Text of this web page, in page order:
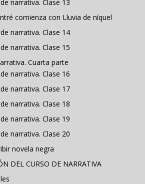
narrativa. Clase 13
comienza con Lluvia de níquel
narrativa. Clase 14
narrativa. Clase 15
Cuarta parte
narrativa. Clase 16
narrativa. Clase 17
narrativa. Clase 18
narrativa. Clase 19
narrativa. Clase 20
novela negra
DEL CURSO DE NARRATIVA